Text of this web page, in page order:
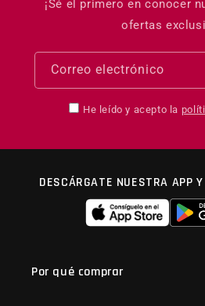
¡Sé el primero en conocer
ofertas
Correo electrónico
He leído y acepto la
DESCÁRGATE NUESTRA APP
Por qué comprar